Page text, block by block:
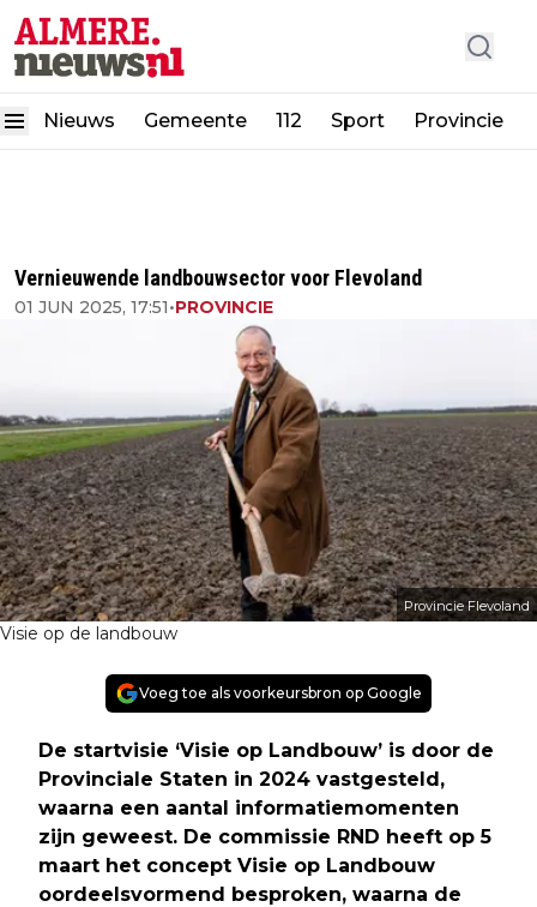
Nieuws Gemeente 112 Sport Provincie
Vernieuwende landbouwsector voor Flevoland
01 JUN 2025, 17:51•PROVINCIE
Provincie Flevoland
Visie op de landbouw
Voeg toe als voorkeursbron op Google
De startvisie ‘Visie op Landbouw’ is door de
Provinciale Staten in 2024 vastgesteld,
waarna een aantal informatiemomenten
zijn geweest. De commissie RND heeft op 5
maart het concept Visie op Landbouw
oordeelsvormend besproken, waarna de